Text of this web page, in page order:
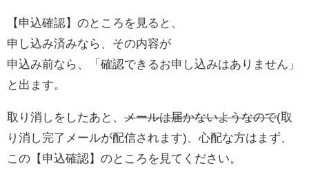
【申込確認】のところを見ると、
申し込み済みなら、その内容が
申込み前なら、「確認できるお申し込みはありません」
と出ます。
取り消しをしたあと、 メールは届かないようなので(取
り消し完了メールが配信されます)、心配な方はまず、
この【申込確認】のところを見てください。